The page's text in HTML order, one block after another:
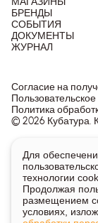
БРЕНДЫ
СОБЫТИЯ
ДОКУМЕНТЫ
ЖУРНАЛ
© 2026 Кубатура.
Согласие на
Политика
Информация о
публичной
характер.
Для получения
указанных
Для
технологии
Продолжая
размещением
условиях,